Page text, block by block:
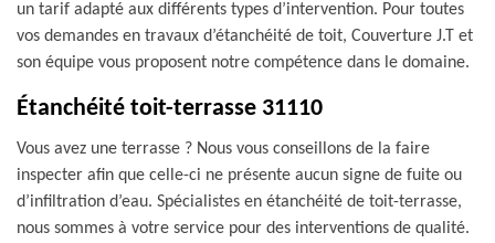
un tarif adapté aux différents types d’intervention. Pour toutes
vos demandes en travaux d’étanchéité de toit, Couverture J.T et
son équipe vous proposent notre compétence dans le domaine.
Étanchéité toit-terrasse 31110
Vous avez une terrasse ? Nous vous conseillons de la faire
inspecter afin que celle-ci ne présente aucun signe de fuite ou
d’infiltration d’eau. Spécialistes en étanchéité de toit-terrasse,
nous sommes à votre service pour des interventions de qualité.